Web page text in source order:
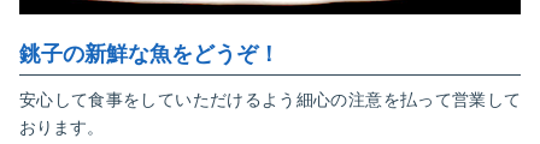
銚子の新鮮な魚をどうぞ！
安心して食事をしていただけるよう細心の注意を払って営業して
おります。